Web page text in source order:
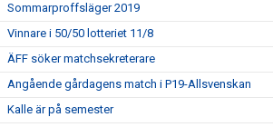
Sommarproffsläger 2019
Vinnare i 50/50 lotteriet 11/8
ÄFF söker matchsekreterare
Angående gårdagens match i P19-Allsvenskan
Kalle är på semester